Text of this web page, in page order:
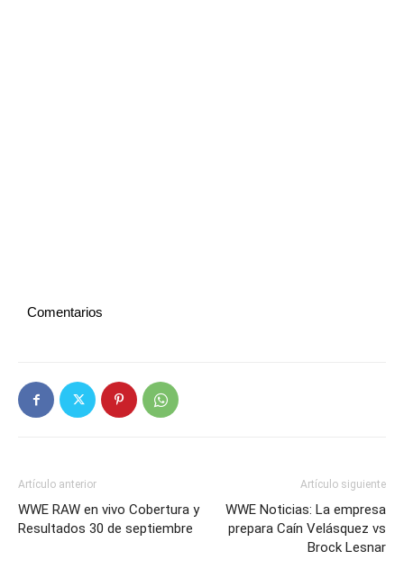
Comentarios
Artículo anterior
WWE RAW en vivo Cobertura y
Resultados 30 de septiembre
Artículo siguiente
WWE Noticias: La empresa
prepara Caín Velásquez vs
Brock Lesnar